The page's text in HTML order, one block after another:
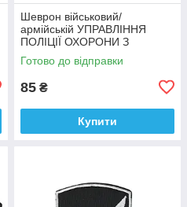
Шеврон військовий/
армійській УПРАВЛІННЯ
ПОЛІЦІЇ ОХОРОНИ З
ФІЗИЧНОЇ БЕЗПЕКИ ТИТАН
на чорному, ЗСУ. 8 см * 10
Готово до відправки
85 ₴
Купити